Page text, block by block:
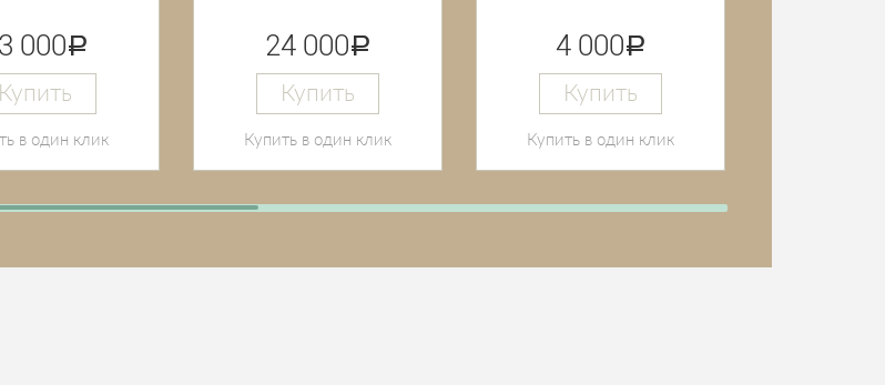
000руб.
Купить
в один клик
24 000руб.
Купить
Купить в один клик
4 000руб.
Купить
Купить в один клик